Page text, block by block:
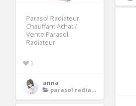
Parasol Radiateur
Chauffant Achat /
Vente Parasol
Radiateur
3
anna
parasol radiateur chauffant